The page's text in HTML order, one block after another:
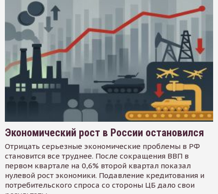
Экономический рост в России остановился
Отрицать серьезные экономические проблемы в РФ
становится все труднее. После сокращения ВВП в
первом квартале на 0,6% второй квартал показал
нулевой рост экономики. Подавление кредитования и
потребительского спроса со стороны ЦБ дало свои